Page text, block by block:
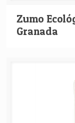
Zumo
Granada